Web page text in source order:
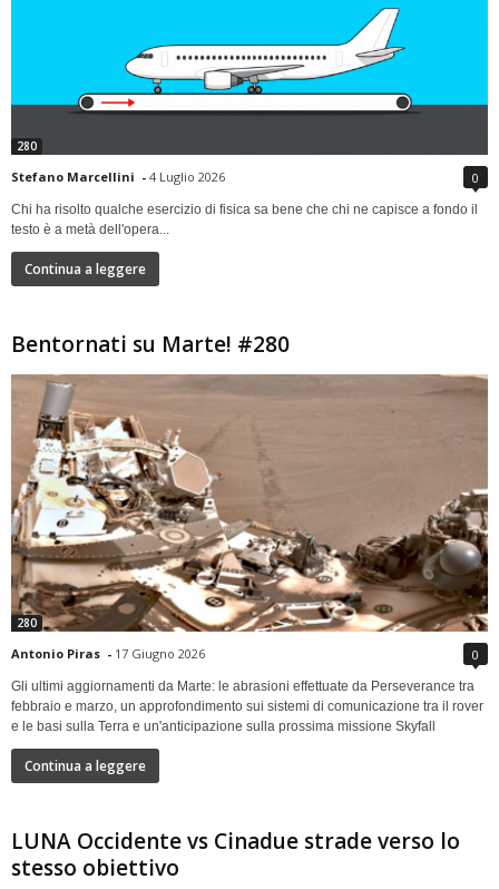
280
Stefano Marcellini - 4 Luglio 2026 0
Chi ha risolto qualche esercizio di fisica sa bene che chi ne capisce a fondo il
testo è a metà dell'opera...
Continua a leggere
Bentornati su Marte! #280
280
Antonio Piras - 17 Giugno 2026 0
Gli ultimi aggiornamenti da Marte: le abrasioni effettuate da Perseverance tra
febbraio e marzo, un approfondimento sui sistemi di comunicazione tra il rover
e le basi sulla Terra e un'anticipazione sulla prossima missione Skyfall
Continua a leggere
LUNA Occidente vs Cinadue strade verso lo
stesso obiettivo